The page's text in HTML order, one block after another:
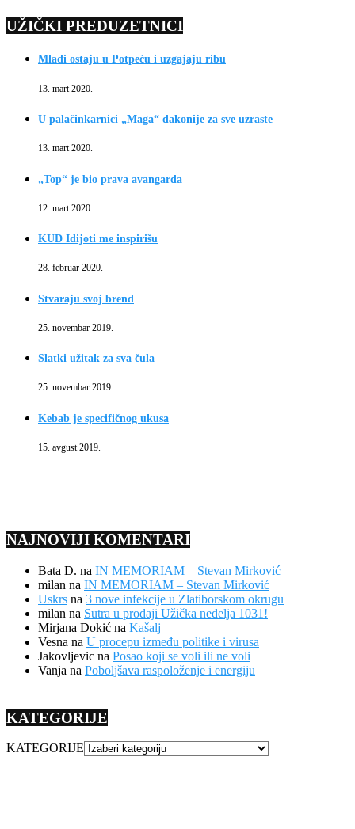
UŽIČKI PREDUZETNICI
Mladi ostaju u Potpeću i uzgajaju ribu
13. mart 2020.
U palačinkarnici „Maga“ đakonije za sve uzraste
13. mart 2020.
„Top“ je bio prava avangarda
12. mart 2020.
KUD Idijoti me inspirišu
28. februar 2020.
Stvaraju svoj brend
25. novembar 2019.
Slatki užitak za sva čula
25. novembar 2019.
Kebab je specifičnog ukusa
15. avgust 2019.
NAJNOVIJI KOMENTARI
Bata D. na IN MEMORIAM – Stevan Mirković
milan na IN MEMORIAM – Stevan Mirković
Uskrs na 3 nove infekcije u Zlatiborskom okrugu
milan na Sutra u prodaji Užička nedelja 1031!
Mirjana Dokić na Kašalj
Vesna na U procepu između politike i virusa
Jakovljevic na Posao koji se voli ili ne voli
Vanja na Poboljšava raspoloženje i energiju
KATEGORIJE
KATEGORIJE